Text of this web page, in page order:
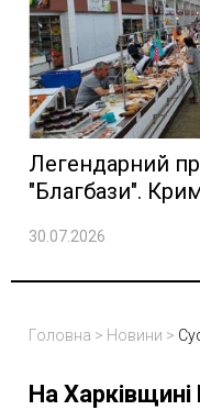
Легендарний
"Благбази".
30.07.2026
Головна > Новини >
На